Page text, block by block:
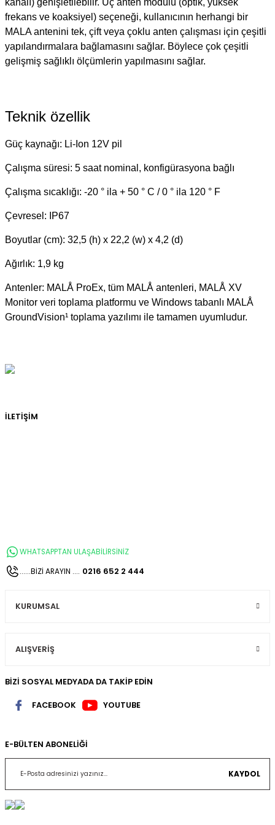
kanalı) genişletilebilir. Üç anten modülü (optik, yüksek
frekans ve koaksiyel) seçeneği, kullanıcının herhangi bir
MALA antenini tek, çift veya çoklu anten çalışması için çeşitli
yapılandırmalara bağlamasını sağlar. Böylece çok çeşitli
gelişmiş sağlıklı ölçümlerin yapılmasını sağlar.
Teknik özellik
Güç kaynağı: Li-Ion 12V pil
Çalışma süresi: 5 saat nominal, konfigürasyona bağlı
Çalışma sıcaklığı: -20 ° ila + 50 ° C / 0 ° ila 120 ° F
Çevresel: IP67
Boyutlar (cm): 32,5 (h) x 22,2 (w) x 4,2 (d)
Ağırlık: 1,9 kg
Antenler: MALÅ ProEx, tüm MALÅ antenleri, MALÅ XV
Monitor veri toplama platformu ve Windows tabanlı MALÅ
GroundVision¹ toplama yazılımı ile tamamen uyumludur.
İLETİŞİM
WHATSAPPTAN ULAŞABİLİRSİNİZ
......BİZİ ARAYIN .... 0216 652 2 444
KURUMSAL
ALIŞVERİŞ
BİZİ SOSYAL MEDYADA DA TAKİP EDİN
FACEBOOK YOUTUBE
E-BÜLTEN ABONELİĞİ
KAYDOL